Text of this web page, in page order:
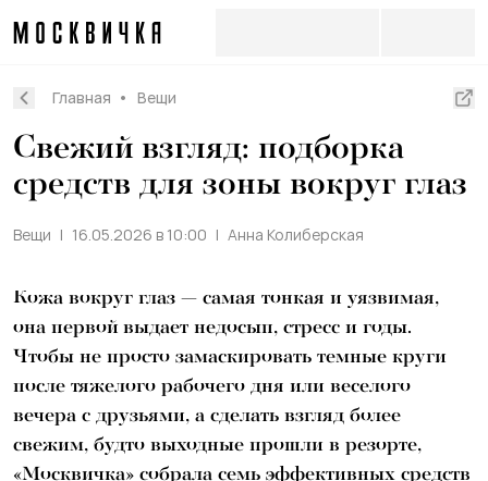
Главная Вещи
Свежий взгляд: подборка
средств для зоны вокруг глаз
Вещи 16.05.2026 в 10:00 Анна Колиберская
Кожа вокруг глаз — самая тонкая и уязвимая,
она первой выдает недосып, стресс и годы.
Чтобы не просто замаскировать темные круги
после тяжелого рабочего дня или веселого
вечера с друзьями, а сделать взгляд более
свежим, будто выходные прошли в резорте,
«Москвичка» собрала семь эффективных средств